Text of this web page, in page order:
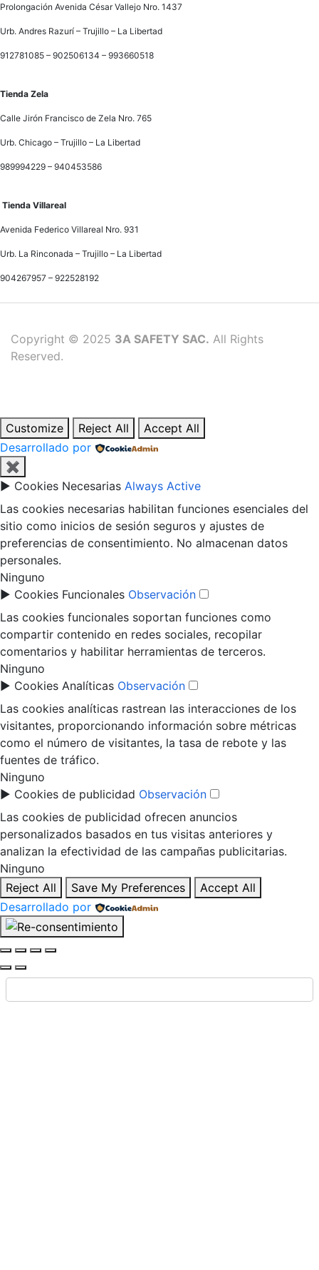
Prolongación Avenida César Vallejo Nro. 1437
Urb. Andres Razurí – Trujillo – La Libertad
912781085 – 902506134 – 993660518
Tienda Zela
Calle Jirón Francisco de Zela Nro. 765
Urb. Chicago – Trujillo – La Libertad
989994229 – 940453586
Tienda Villareal
Avenida Federico Villareal Nro. 931
Urb. La Rinconada – Trujillo – La Libertad
904267957 – 922528192
Copyright © 2025 3A SAFETY SAC. All Rights
Reserved.
Customize Reject All
Accept All
Desarrollado por
✖
► Cookies Necesarias Always Active
Las cookies necesarias habilitan funciones esenciales del
sitio como inicios de sesión seguros y ajustes de
preferencias de consentimiento. No almacenan datos
personales.
Ninguno
► Cookies Funcionales Observación
Las cookies funcionales soportan funciones como
compartir contenido en redes sociales, recopilar
comentarios y habilitar herramientas de terceros.
Ninguno
► Cookies Analíticas Observación
Las cookies analíticas rastrean las interacciones de los
visitantes, proporcionando información sobre métricas
como el número de visitantes, la tasa de rebote y las
fuentes de tráfico.
Ninguno
► Cookies de publicidad Observación
Las cookies de publicidad ofrecen anuncios
personalizados basados en tus visitas anteriores y
analizan la efectividad de las campañas publicitarias.
Ninguno
Reject All
Save My Preferences
Accept All
Desarrollado por